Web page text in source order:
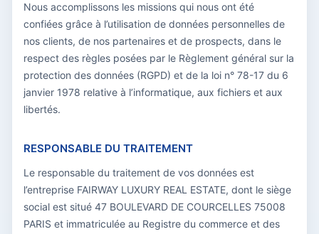
Nous accomplissons les missions qui nous ont été
confiées grâce à l’utilisation de données personnelles de
nos clients, de nos partenaires et de prospects, dans le
respect des règles posées par le Règlement général sur la
protection des données (RGPD) et de la loi n° 78-17 du 6
janvier 1978 relative à l’informatique, aux fichiers et aux
libertés.
RESPONSABLE DU TRAITEMENT
Le responsable du traitement de vos données est
l’entreprise FAIRWAY LUXURY REAL ESTATE, dont le siège
social est situé 47 BOULEVARD DE COURCELLES 75008
PARIS et immatriculée au Registre du commerce et des